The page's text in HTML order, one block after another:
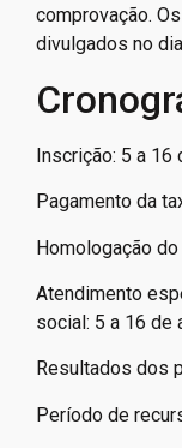
comprovação.
divulgados no
Inscrição: 5 a 16
Pagamento da
Homologação
Atendimento
social: 5 a 16 de
Resultados dos
Período de